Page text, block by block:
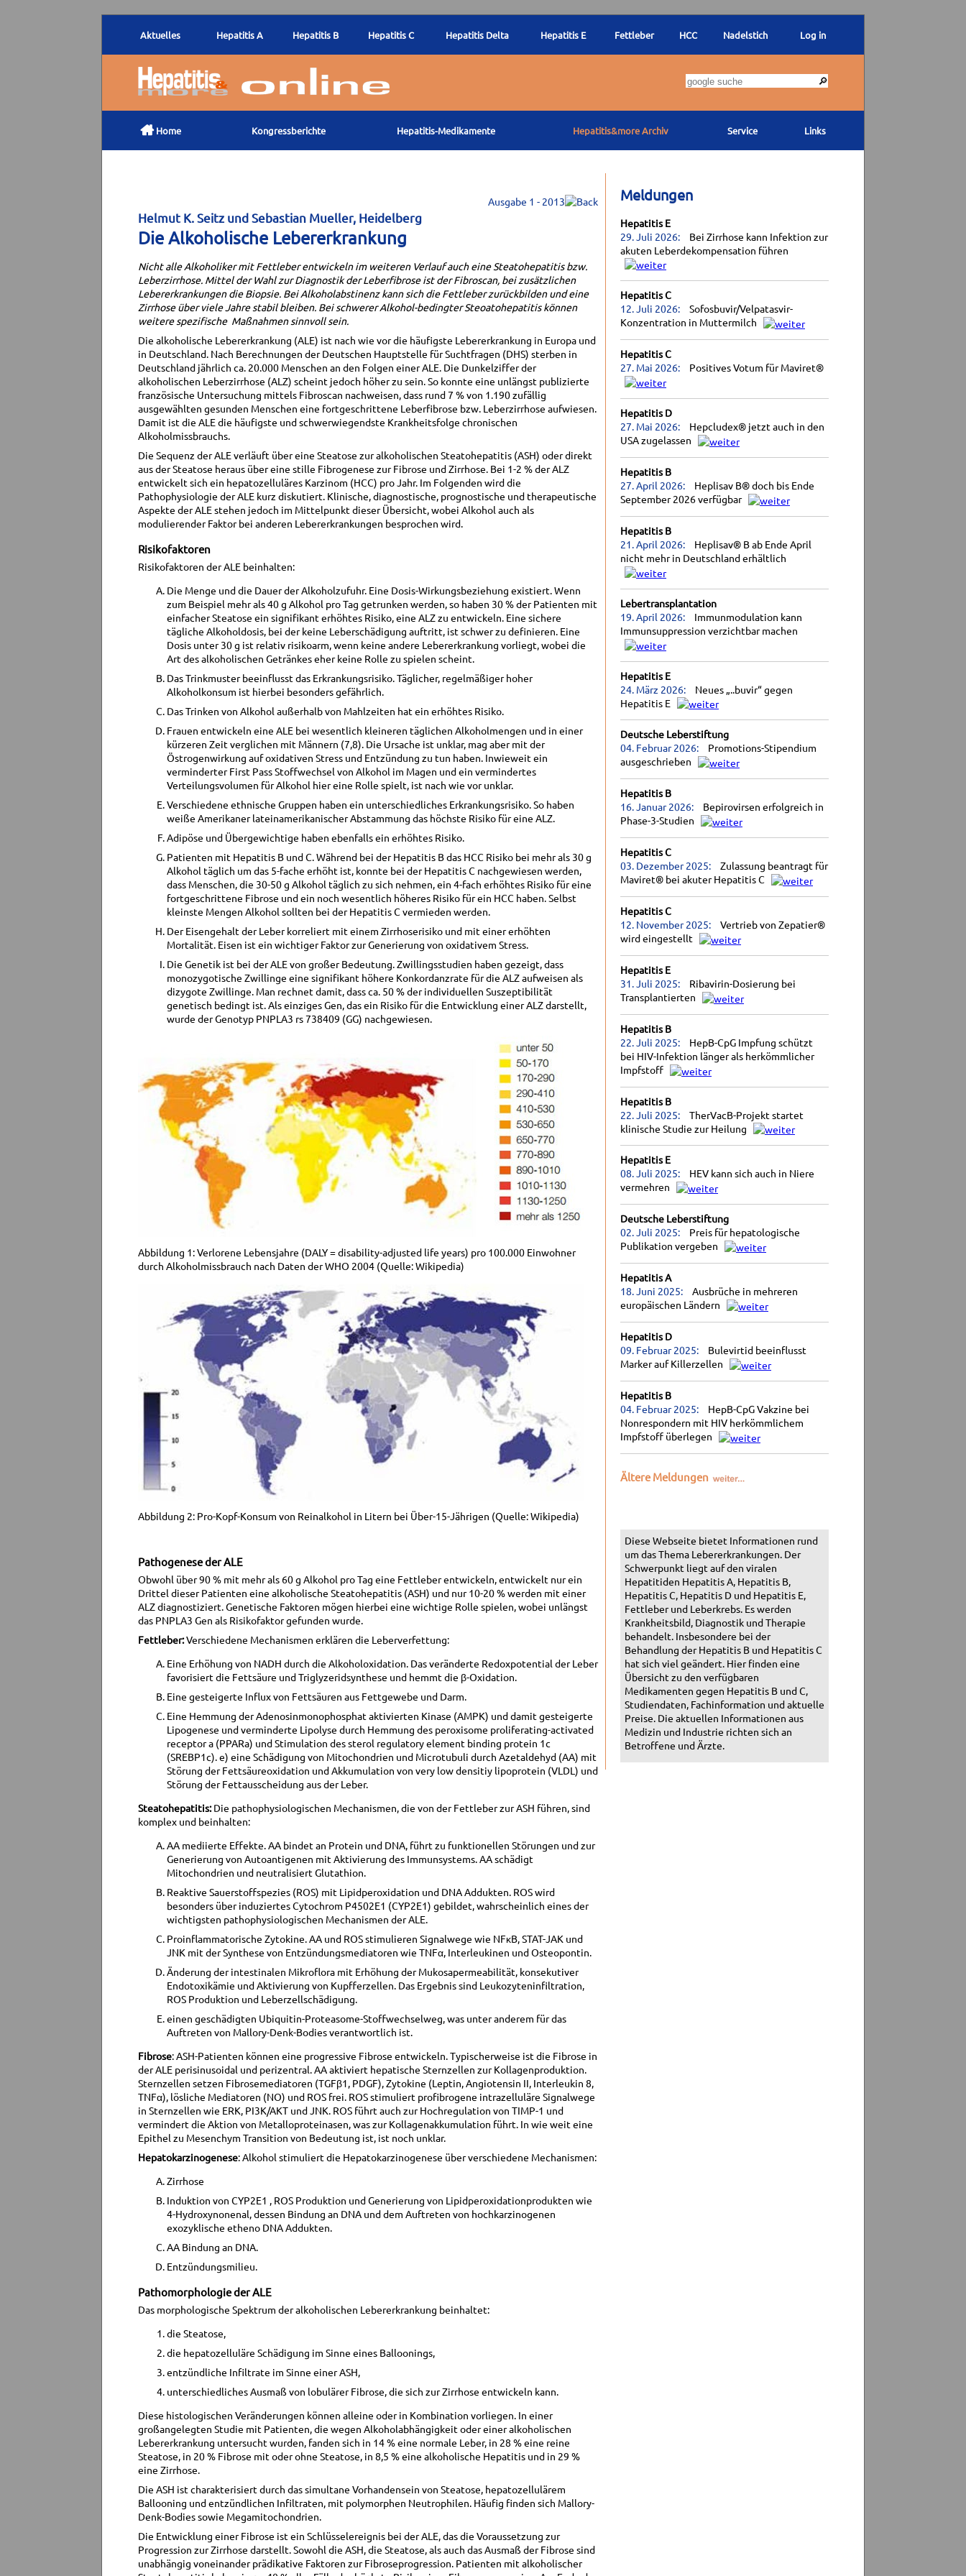
Ausgabe 1 - 2013
Helmut K. Seitz und Sebastian Mueller, Heidelberg
Die Alkoholische Lebererkrankung
Nicht alle Alkoholiker mit Fettleber entwickeln im weiteren Verlauf auch eine Steatohepatitis bzw.
Leberzirrhose. Mittel der Wahl zur Diagnostik der Leberfibrose ist der Fibroscan, bei zusätzlichen
Lebererkrankungen die Biopsie. Bei Alkoholabstinenz kann sich die Fettleber zurückbilden und eine
Zirrhose über viele Jahre stabil bleiben. Bei schwerer Alkohol-bedingter Steoatohepatitis können
weitere spezifische Maßnahmen sinnvoll sein.
Die alkoholische Lebererkrankung (ALE) ist nach wie vor die häufigste Lebererkrankung in Europa und
in Deutschland. Nach Berechnungen der Deutschen Hauptstelle für Suchtfragen (DHS) sterben in
Deutschland jährlich ca. 20.000 Menschen an den Folgen einer ALE. Die Dunkelziffer der
alkoholischen Leberzirrhose (ALZ) scheint jedoch höher zu sein. So konnte eine unlängst publizierte
französische Untersuchung mittels Fibroscan nachweisen, dass rund 7 % von 1.190 zufällig
ausgewählten gesunden Menschen eine fortgeschrittene Leberfibrose bzw. Leberzirrhose aufwiesen.
Damit ist die ALE die häufigste und schwerwiegendste Krankheitsfolge chronischen
Alkoholmissbrauchs.
Die Sequenz der ALE verläuft über eine Steatose zur alkoholischen Steatohepatitis (ASH) oder direkt
aus der Steatose heraus über eine stille Fibrogenese zur Fibrose und Zirrhose. Bei 1-2 % der ALZ
entwickelt sich ein hepatozelluläres Karzinom (HCC) pro Jahr. Im Folgenden wird die
Pathophysiologie der ALE kurz diskutiert. Klinische, diagnostische, prognostische und therapeutische
Aspekte der ALE stehen jedoch im Mittelpunkt dieser Übersicht, wobei Alkohol auch als
modulierender Faktor bei anderen Lebererkrankungen besprochen wird.
Risikofaktoren
Risikofaktoren der ALE beinhalten:
Die Menge und die Dauer der Alkoholzufuhr. Eine Dosis-Wirkungsbeziehung existiert. Wenn
zum Beispiel mehr als 40 g Alkohol pro Tag getrunken werden, so haben 30 % der Patienten mit
einfacher Steatose ein signifikant erhöhtes Risiko, eine ALZ zu entwickeln. Eine sichere
tägliche Alkoholdosis, bei der keine Leberschädigung auftritt, ist schwer zu definieren. Eine
Dosis unter 30 g ist relativ risikoarm, wenn keine andere Lebererkrankung vorliegt, wobei die
Art des alkoholischen Getränkes eher keine Rolle zu spielen scheint.
Das Trinkmuster beeinflusst das Erkrankungsrisiko. Täglicher, regelmäßiger hoher
Alkoholkonsum ist hierbei besonders gefährlich.
Das Trinken von Alkohol außerhalb von Mahlzeiten hat ein erhöhtes Risiko.
Frauen entwickeln eine ALE bei wesentlich kleineren täglichen Alkoholmengen und in einer
kürzeren Zeit verglichen mit Männern (7,8). Die Ursache ist unklar, mag aber mit der
Östrogenwirkung auf oxidativen Stress und Entzündung zu tun haben. Inwieweit ein
verminderter First Pass Stoffwechsel von Alkohol im Magen und ein vermindertes
Verteilungsvolumen für Alkohol hier eine Rolle spielt, ist nach wie vor unklar.
Verschiedene ethnische Gruppen haben ein unterschiedliches Erkrankungsrisiko. So haben
weiße Amerikaner lateinamerikanischer Abstammung das höchste Risiko für eine ALZ.
Adipöse und Übergewichtige haben ebenfalls ein erhöhtes Risiko.
Patienten mit Hepatitis B und C. Während bei der Hepatitis B das HCC Risiko bei mehr als 30 g
Alkohol täglich um das 5-fache erhöht ist, konnte bei der Hepatitis C nachgewiesen werden,
dass Menschen, die 30-50 g Alkohol täglich zu sich nehmen, ein 4-fach erhöhtes Risiko für eine
fortgeschrittene Fibrose und ein noch wesentlich höheres Risiko für ein HCC haben. Selbst
kleinste Mengen Alkohol sollten bei der Hepatitis C vermieden werden.
Der Eisengehalt der Leber korreliert mit einem Zirrhoserisiko und mit einer erhöhten
Mortalität. Eisen ist ein wichtiger Faktor zur Generierung von oxidativem Stress.
Die Genetik ist bei der ALE von großer Bedeutung. Zwillingsstudien haben gezeigt, dass
monozygotische Zwillinge eine signifikant höhere Konkordanzrate für die ALZ aufweisen als
dizygote Zwillinge. Man rechnet damit, dass ca. 50 % der individuellen Suszeptibilität
genetisch bedingt ist. Als einziges Gen, das ein Risiko für die Entwicklung einer ALZ darstellt,
wurde der Genotyp PNPLA3 rs 738409 (GG) nachgewiesen.
Abbildung 1: Verlorene Lebensjahre (DALY = disability-adjusted life years) pro 100.000 Einwohner
durch Alkoholmissbrauch nach Daten der WHO 2004 (Quelle: Wikipedia)
Abbildung 2: Pro-Kopf-Konsum von Reinalkohol in Litern bei Über-15-Jährigen (Quelle: Wikipedia)
Pathogenese der ALE
Obwohl über 90 % mit mehr als 60 g Alkohol pro Tag eine Fettleber entwickeln, entwickelt nur ein
Drittel dieser Patienten eine alkoholische Steatohepatitis (ASH) und nur 10-20 % werden mit einer
ALZ diagnostiziert. Genetische Faktoren mögen hierbei eine wichtige Rolle spielen, wobei unlängst
das PNPLA3 Gen als Risikofaktor gefunden wurde.
Fettleber:Verschiedene Mechanismen erklären die Leberverfettung:
Eine Erhöhung von NADH durch die Alkoholoxidation. Das veränderte Redoxpotential der Leber
favorisiert die Fettsäure und Triglyzeridsynthese und hemmt die β-Oxidation.
Eine gesteigerte Influx von Fettsäuren aus Fettgewebe und Darm.
Eine Hemmung der Adenosinmonophosphat aktivierten Kinase (AMPK) und damit gesteigerte
Lipogenese und verminderte Lipolyse durch Hemmung des peroxisome proliferating-activated
receptor a (PPARa) und Stimulation des sterol regulatory element binding protein 1c
(SREBP1c). e) eine Schädigung von Mitochondrien und Microtubuli durch Azetaldehyd (AA) mit
Störung der Fettsäureoxidation und Akkumulation von very low densitiy lipoprotein (VLDL) und
Störung der Fettausscheidung aus der Leber.
Steatohepatitis:Die pathophysiologischen Mechanismen, die von der Fettleber zur ASH führen, sind
komplex und beinhalten:
AA mediierte Effekte. AA bindet an Protein und DNA, führt zu funktionellen Störungen und zur
Generierung von Autoantigenen mit Aktivierung des Immunsystems. AA schädigt
Mitochondrien und neutralisiert Glutathion.
Reaktive Sauerstoffspezies (ROS) mit Lipidperoxidation und DNA Addukten. ROS wird
besonders über induziertes Cytochrom P4502E1 (CYP2E1) gebildet, wahrscheinlich eines der
wichtigsten pathophysiologischen Mechanismen der ALE.
Proinflammatorische Zytokine. AA und ROS stimulieren Signalwege wie NFκB, STAT-JAK und
JNK mit der Synthese von Entzündungsmediatoren wie TNFα, Interleukinen und Osteopontin.
Änderung der intestinalen Mikroflora mit Erhöhung der Mukosapermeabilität, konsekutiver
Endotoxikämie und Aktivierung von Kupfferzellen. Das Ergebnis sind Leukozyteninfiltration,
ROS Produktion und Leberzellschädigung.
einen geschädigten Ubiquitin-Proteasome-Stoffwechselweg, was unter anderem für das
Auftreten von Mallory-Denk-Bodies verantwortlich ist.
Fibrose: ASH-Patienten können eine progressive Fibrose entwickeln. Typischerweise ist die Fibrose in
der ALE perisinusoidal und perizentral. AA aktiviert hepatische Sternzellen zur Kollagenproduktion.
Sternzellen setzen Fibrosemediatoren (TGFβ1, PDGF), Zytokine (Leptin, Angiotensin II, Interleukin 8,
TNFα), lösliche Mediatoren (NO) und ROS frei. ROS stimuliert profibrogene intrazelluläre Signalwege
in Sternzellen wie ERK, PI3K/AKT und JNK. ROS führt auch zur Hochregulation von TIMP-1 und
vermindert die Aktion von Metalloproteinasen, was zur Kollagenakkumulation führt. In wie weit eine
Epithel zu Mesenchym Transition von Bedeutung ist, ist noch unklar.
Hepatokarzinogenese: Alkohol stimuliert die Hepatokarzinogenese über verschiedene Mechanismen:
Zirrhose
Induktion von CYP2E1 , ROS Produktion und Generierung von Lipidperoxidationprodukten wie
4-Hydroxynonenal, dessen Bindung an DNA und dem Auftreten von hochkarzinogenen
exozyklische etheno DNA Addukten.
AA Bindung an DNA.
Entzündungsmilieu.
Pathomorphologie der ALE
Das morphologische Spektrum der alkoholischen Lebererkrankung beinhaltet:
die Steatose,
die hepatozelluläre Schädigung im Sinne eines Balloonings,
entzündliche Infiltrate im Sinne einer ASH,
unterschiedliches Ausmaß von lobulärer Fibrose, die sich zur Zirrhose entwickeln kann.
Diese histologischen Veränderungen können alleine oder in Kombination vorliegen. In einer
großangelegten Studie mit Patienten, die wegen Alkoholabhängigkeit oder einer alkoholischen
Lebererkrankung untersucht wurden, fanden sich in 14 % eine normale Leber, in 28 % eine reine
Steatose, in 20 % Fibrose mit oder ohne Steatose, in 8,5 % eine alkoholische Hepatitis und in 29 %
eine Zirrhose.
Die ASH ist charakterisiert durch das simultane Vorhandensein von Steatose, hepatozellulärem
Ballooning und entzündlichen Infiltraten, mit polymorphen Neutrophilen. Häufig finden sich Mallory-
Denk-Bodies sowie Megamitochondrien.
Die Entwicklung einer Fibrose ist ein Schlüsselereignis bei der ALE, das die Voraussetzung zur
Progression zur Zirrhose darstellt. Sowohl die ASH, die Steatose, als auch das Ausmaß der Fibrose sind
unabhängig voneinander prädikative Faktoren zur Fibroseprogression. Patienten mit alkoholischer
Meldungen
Hepatitis E
29. Juli 2026:
Bei Zirrhose kann Infektion zur
akuten Leberdekompensation führen
Hepatitis C
12. Juli 2026:
Sofosbuvir/Velpatasvir-
Konzentration in Muttermilch
Hepatitis C
27. Mai 2026:
Positives Votum für Maviret®
Hepatitis D
27. Mai 2026:
Hepcludex® jetzt auch in den
USA zugelassen
Hepatitis B
27. April 2026:
Heplisav B® doch bis Ende
September 2026 verfügbar
Hepatitis B
21. April 2026:
Heplisav® B ab Ende April
nicht mehr in Deutschland erhältlich
Lebertransplantation
19. April 2026:
Immunmodulation kann
Immunsuppression verzichtbar machen
Hepatitis E
24. März 2026:
Neues „..buvir“ gegen
Hepatitis E
Deutsche Leberstiftung
04. Februar 2026:
Promotions-Stipendium
ausgeschrieben
Hepatitis B
16. Januar 2026:
Bepirovirsen erfolgreich in
Phase-3-Studien
Hepatitis C
03. Dezember 2025:
Zulassung beantragt für
Maviret® bei akuter Hepatitis C
Hepatitis C
12. November 2025:
Vertrieb von Zepatier®
wird eingestellt
Hepatitis E
31. Juli 2025:
Ribavirin-Dosierung bei
Transplantierten
Hepatitis B
22. Juli 2025:
HepB-CpG Impfung schützt
bei HIV-Infektion länger als herkömmlicher
Impfstoff
Hepatitis B
22. Juli 2025:
TherVacB-Projekt startet
klinische Studie zur Heilung
Hepatitis E
08. Juli 2025:
HEV kann sich auch in Niere
vermehren
Deutsche Leberstiftung
02. Juli 2025:
Preis für hepatologische
Publikation vergeben
Hepatitis A
18. Juni 2025:
Ausbrüche in mehreren
europäischen Ländern
Hepatitis D
09. Februar 2025:
Bulevirtid beeinflusst
Marker auf Killerzellen
Hepatitis B
04. Februar 2025:
HepB-CpG Vakzine bei
Nonrespondern mit HIV herkömmlichem
Impfstoff überlegen
Ältere Meldungen
Diese Webseite bietet Informationen rund
um das Thema Lebererkrankungen. Der
Schwerpunkt liegt auf den viralen
Hepatitiden Hepatitis A, Hepatitis B,
Hepatitis C, Hepatitis D und Hepatitis E,
Fettleber und Leberkrebs. Es werden
Krankheitsbild, Diagnostik und Therapie
behandelt. Insbesondere bei der
Behandlung der Hepatitis B und Hepatitis C
hat sich viel geändert. Hier finden eine
Übersicht zu den verfügbaren
Medikamenten gegen Hepatitis B und C,
Studiendaten, Fachinformation und aktuelle
Preise. Die aktuellen Informationen aus
Medizin und Industrie richten sich an
Betroffene und Ärzte.
Aktuelles Hepatitis A Hepatitis B Hepatitis C Hepatitis Delta Hepatitis E Fettleber HCC Nadelstich Log in
Home Kongressberichte Hepatitis-Medikamente Hepatitis&more Archiv Service Links